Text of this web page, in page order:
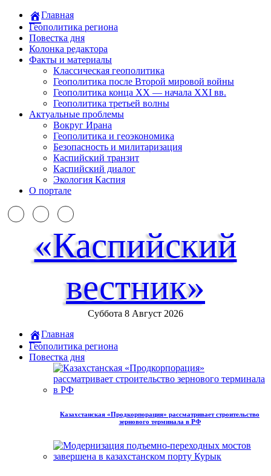
Главная
Геополитика региона
Повестка дня
Колонка редактора
Факты и материалы
Классическая геополитика
Геополитика после Второй мировой войны
Геополитика конца XX — начала XXI вв.
Геополитика третьей волны
Актуальные проблемы
Вокруг Ирана
Геополитика и геоэкономика
Безопасность и милитаризация
Каспийский транзит
Каспийский диалог
Экология Каспия
О портале
«Каспийский
вестник»
Суббота 8 Август 2026
Главная
Геополитика региона
Повестка дня
Казахстанская «Продкорпорация» рассматривает строительство
зернового терминала в РФ